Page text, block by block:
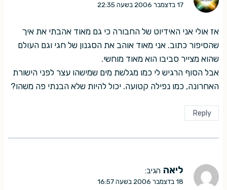
17 בדצמבר 2006 בשעה 22:35
אז אולי אני האידיוט של החבורה כי גם מאוד אהבתי את איך
שהסיפור כתוב. אני מאוד אוהב את הסגנון של חגי וגם העולם
שהוא מצייר סביבו הוא מאוד מוחשי.
אבל הסוף הרגיש לי כמו מגלשת מים שמישהו עצר לפני הישורת
האחרונה, כמו נפילה קטועה. יכול להיות שלא הבנתי פה משהו?
Reply
ליאה הגיב:
18 בדצמבר 2006 בשעה 16:57